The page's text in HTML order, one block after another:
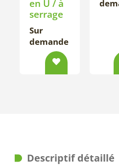
en U / à
serrage
Sur
demande
Descriptif détaillé